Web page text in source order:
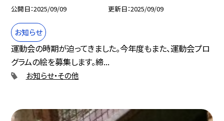
公開日 2025/09/09 更新日 2025/09/09
お知らせ
運動会の時期が迫ってきました。今年度もまた、運動会プロ
グラムの絵を募集します。締...
お知らせ・その他